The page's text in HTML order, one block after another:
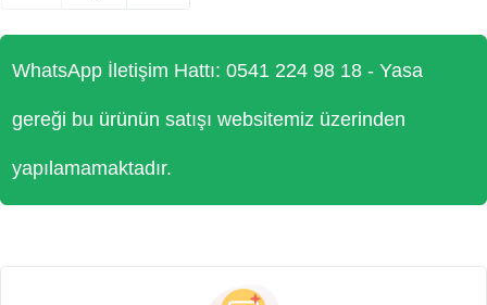
WhatsApp İletişim Hattı: 0541 224 98 18 - Yasa
gereği bu ürünün satışı websitemiz üzerinden
yapılamamaktadır.